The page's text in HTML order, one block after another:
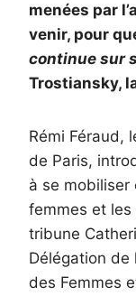
menées par
venir, pour
continue sur
Trostiansky,
Rémi Féraud,
de Paris,
à se mobiliser
femmes et les
tribune
Délégation de
des Femmes